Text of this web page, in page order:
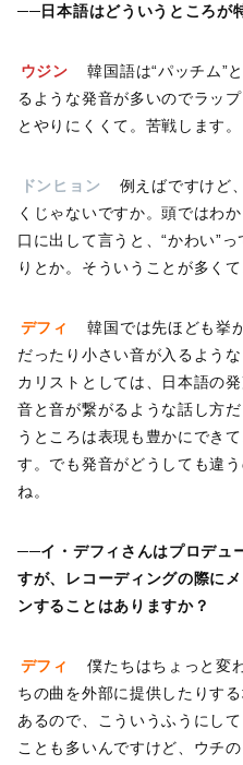
──日本語はどういうところが
ウジン
韓国語は“パッチム”
るような発音が多いのでラッ
とやりにくくて。苦戦します。
ドンヒョン
例えばですけど
くじゃないですか。頭ではわ
口に出して言うと、“かわい”
りとか。そういうことが多く
デフィ
韓国では先ほども挙
だったり小さい音が入るよう
カリストとしては、日本語の
音と音が繋がるような話し方
うところは表現も豊かにでき
す。でも発音がどうしても違
ね。
──イ・デフィさんはプロデュ
すが、レコーディングの際に
ンすることはありますか？
デフィ
僕たちはちょっと変
ちの曲を外部に提供したりす
あるので、こういうふうにし
ことも多いんですけど、ウチ